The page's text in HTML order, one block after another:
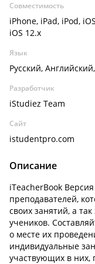
Совместимость
iPhone, iPad, iPod,
iOS 12.x
Язык
Русский,
Разработчик
iStudiez Team
Сайт
istudentpro.com
Описание
iTeacherBook
преподавателей,
своих занятий, а
учеников.
о месте их
индивидуальные
участвующих в них,